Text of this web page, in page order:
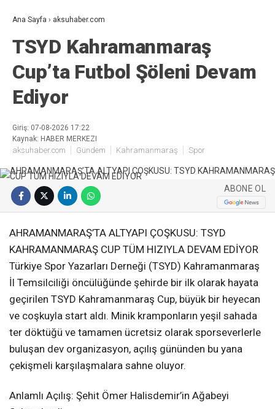
Ana Sayfa › aksuhaber.com
TSYD Kahramanmaraş
Cup’ta Futbol Şöleni Devam
Ediyor
Giriş: 07-08-2026 17:22
Kaynak: HABER MERKEZI
aksuhaber.com Gündem Kahramanmaraş Spor
ABONE OL
AHRAMANMARAŞ’TA ALTYAPI ÇOŞKUSU: TSYD
KAHRAMANMARAŞ CUP TÜM HIZIYLA DEVAM EDİYOR
Türkiye Spor Yazarları Derneği (TSYD) Kahramanmaraş
İl Temsilciliği öncülüğünde şehirde bir ilk olarak hayata
geçirilen TSYD Kahramanmaraş Cup, büyük bir heyecan
ve coşkuyla start aldı. Minik kramponların yeşil sahada
ter döktüğü ve tamamen ücretsiz olarak sporseverlerle
buluşan dev organizasyon, açılış gününden bu yana
çekişmeli karşılaşmalara sahne oluyor.
Anlamlı Açılış: Şehit Ömer Halisdemir’in Ağabeyi